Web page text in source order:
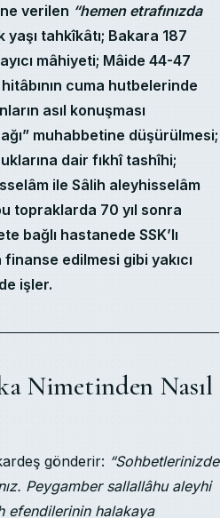
verilen “hemen etrafınızda
tahkîkâtı; Bakara 187
mâhiyeti; Mâide 44-47
cuma hutbelerinde
asıl konuşması
muhabbetine düşürülmesi;
dair fıkhî tashîhi;
ile Sâlih aleyhisselâm
topraklarda 70 yıl sonra
bağlı hastanede SSK’lı
edilmesi gibi yakıcı
işler.
Nimetinden Nasıl
gönderir: “Sohbetlerinizde
Peygamber sallallâhu aleyhi
efendilerinin halakaya